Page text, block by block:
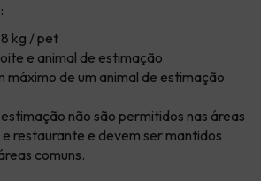
kg / pet
e animal de estimação
máximo de um animal de estimação
não são permitidos nas áreas
e restaurante e devem ser mantidos
comuns.